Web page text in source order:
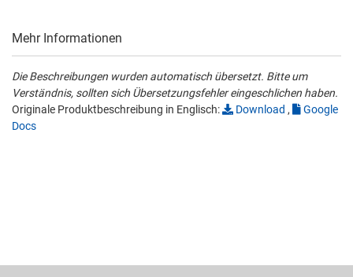
Mehr Informationen
Die Beschreibungen wurden automatisch übersetzt. Bitte um
Verständnis, sollten sich Übersetzungsfehler eingeschlichen haben.
Originale Produktbeschreibung in Englisch:
Download ,
Google
Docs